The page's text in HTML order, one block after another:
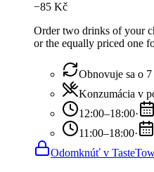
−85 Kč
Order two drinks of your
or the equally priced one
Obnovuje sa o
Konzumácia v
12:00–18:00·
11:00–18:00·
Odomknúť v